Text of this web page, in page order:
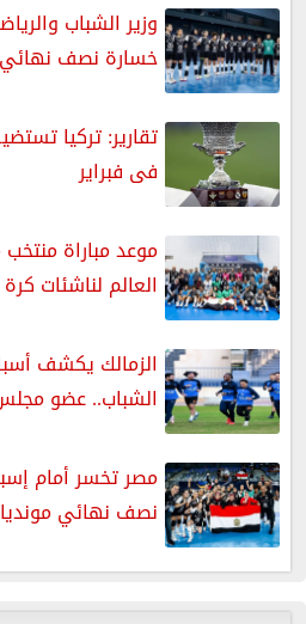
وزير الشباب
خسارة نصف نهائي
تقارير: تركيا
فى فبراير
موعد مباراة
العالم لناشئات كرة
الشباب.. عضو
مصر تخسر أمام
نصف نهائي